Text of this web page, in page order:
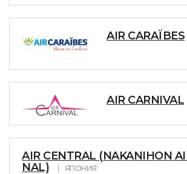
AIR CARAÏBES
AIR CARNIVAL
AIR CENTRAL (NAKANIHON
NAL)
ЯПОНИЯ